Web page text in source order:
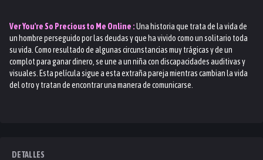
VerYou're So Precious to Me Online :Una historia que trata de la vida de
un hombre perseguido por las deudas y que ha vivido como un solitario toda
su vida. Como resultado de algunas circunstancias muy trágicas y de un
complot para ganar dinero, se une a un niña con discapacidades auditivas y
visuales. Esta película sigue a esta extraña pareja mientras cambian la vida
del otro y tratan de encontrar una manera de comunicarse.
DETALLES